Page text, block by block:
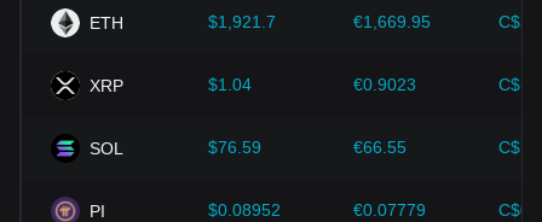
来走势，并根据市场变化及时调整投资策略。
ETH $1,921.7 €1,669.95
XRP $1.04 €0.9023
SOL $76.59 €66.55
PI $0.08952 €0.07779